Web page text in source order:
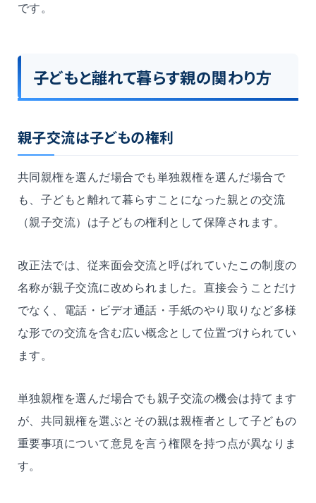
です。
子どもと離れて暮らす親の関わり方
親子交流は子どもの権利
共同親権を選んだ場合でも単独親権を選んだ場合で
も、子どもと離れて暮らすことになった親との交流
（親子交流）は子どもの権利として保障されます。
改正法では、従来面会交流と呼ばれていたこの制度の
名称が親子交流に改められました。直接会うことだけ
でなく、電話・ビデオ通話・手紙のやり取りなど多様
な形での交流を含む広い概念として位置づけられてい
ます。
単独親権を選んだ場合でも親子交流の機会は持てます
が、共同親権を選ぶとその親は親権者として子どもの
重要事項について意見を言う権限を持つ点が異なりま
す。